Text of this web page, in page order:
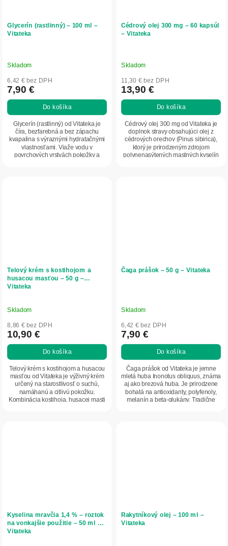
Glycerín (rastlinný) – 100 ml –
Vitateka
Skladom
6,42 € bez DPH
7,90 €
Do košíka
Glycerín (rastlinný) od Vitateka je
číra, bezfarebná a bez zápachu
kvapalina s výraznými hydratačnými
vlastnosťami. Viaže vodu v
povrchových vrstvách pokožky a
Cédrový olej 300 mg – 60 kapsúl
– Vitateka
Skladom
11,30 € bez DPH
13,90 €
Do košíka
Cédrový olej 300 mg od Vitateka je
doplnok stravy obsahujúci olej z
cédrových orechov (Pinus sibirica),
ktorý je prirodzeným zdrojom
polynenasýtených mastných kyselín
Telový krém s kostihojom a
husacou masťou – 50 g –
Vitateka
Skladom
8,86 € bez DPH
10,90 €
Do košíka
Telový krém s kostihojom a husacou
masťou od Vitateka je výživný krém
určený na starostlivosť o suchú,
namáhanú a citlivú pokožku.
Kombinácia kostihoja, husacej masti
Čaga prášok – 50 g – Vitateka
Skladom
6,42 € bez DPH
7,90 €
Do košíka
Čaga prášok od Vitateka je jemne
mletá huba Inonotus obliquus, známa
aj ako brezová huba. Je prirodzene
bohatá na antioxidanty, polyfenoly,
melanín a beta-glukány. Tradične
Kyselina mravčia 1,4 % – roztok
na vonkajšie použitie – 50 ml –
Vitateka
Rakytníkový olej – 100 ml –
Vitateka